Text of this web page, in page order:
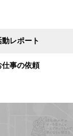
動レポート
仕事の依頼